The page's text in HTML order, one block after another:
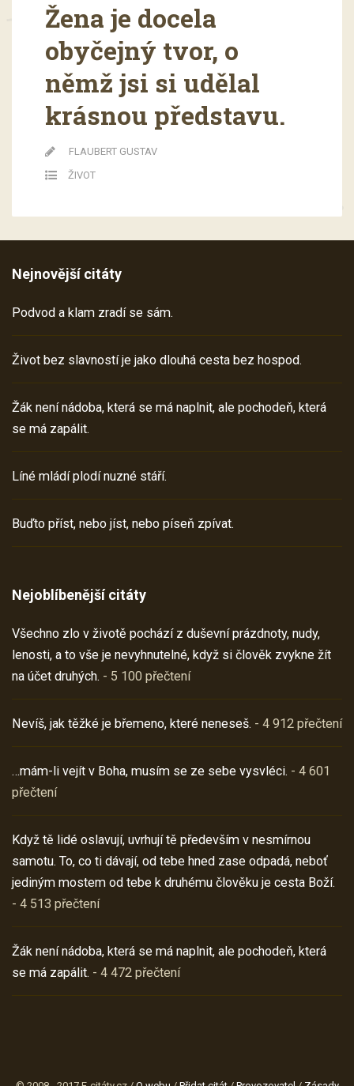
Žena je docela
obyčejný tvor, o
němž jsi si udělal
krásnou představu.
FLAUBERT GUSTAV
ŽIVOT
Nejnovější citáty
Podvod a klam zradí se sám.
Život bez slavností je jako dlouhá cesta bez hospod.
Žák není nádoba, která se má naplnit, ale pochodeň, která
se má zapálit.
Líné mládí plodí nuzné stáří.
Buďto příst, nebo jíst, nebo píseň zpívat.
Nejoblíbenější citáty
Všechno zlo v životě pochází z duševní prázdnoty, nudy,
lenosti, a to vše je nevyhnutelné, když si člověk zvykne žít
na účet druhých. - 5 100 přečtení
Nevíš, jak těžké je břemeno, které neneseš. - 4 912 přečtení
…mám-li vejít v Boha, musím se ze sebe vysvléci. - 4 601
přečtení
Když tě lidé oslavují, uvrhují tě především v nesmírnou
samotu. To, co ti dávají, od tebe hned zase odpadá, neboť
jediným mostem od tebe k druhému člověku je cesta Boží.
- 4 513 přečtení
Žák není nádoba, která se má naplnit, ale pochodeň, která
se má zapálit. - 4 472 přečtení